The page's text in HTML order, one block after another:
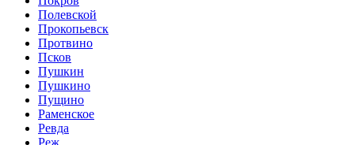
Полевской
Прокопьевск
Протвино
Псков
Пушкин
Пушкино
Пущино
Раменское
Ревда
Реж